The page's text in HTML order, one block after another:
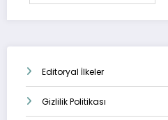
Editoryal İlkeler
Gizlilik Politikası